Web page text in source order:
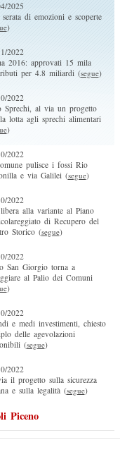
2025
serata di emozioni e scoperte
)
2022
2016: approvati 15 mila
per 4.8 miliardi (segue)
2022
Sprechi, al via un progetto
lotta agli sprechi alimentari
)
2022
pulisce i fossi Rio
e via Galilei (segue)
2022
alla variante al Piano
di Recupero del
Storico (segue)
2022
San Giorgio torna a
al Palio dei Comuni
)
2022
e medi investimenti, chiesto
delle agevolazioni
(segue)
2022
il progetto sulla sicurezza
e sulla legalità (segue)
Piceno